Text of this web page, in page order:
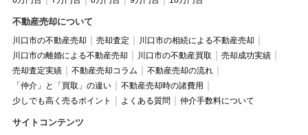
不動産売却について
川口市の不動産売却 売却査定
川口市の相続による不動産売却
川口市の離婚による不動産売却
川口市の不動産買取
売却成功実績
売却査定実績
不動産売却コラム
不動産売却の流れ
「仲介」と「買取」の違い
不動産売却時の諸費用
少しでも高く売るポイント
よくある質問 仲介手数料について
サイトコンテンツ